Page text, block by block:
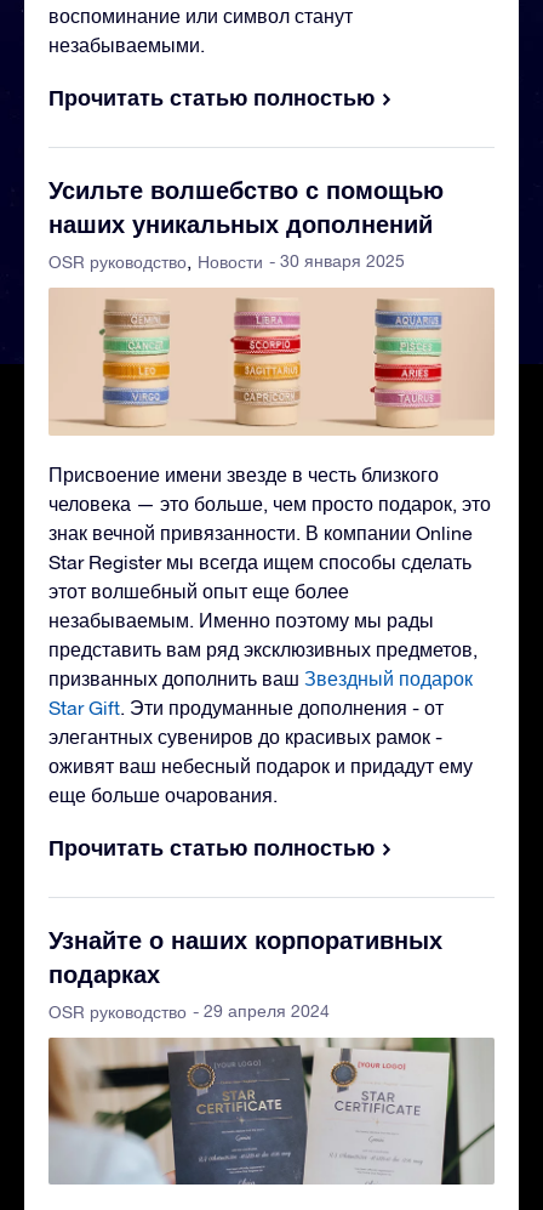
воспоминание или символ станут
незабываемыми.
Прочитать статью полностью
Усильте волшебство с помощью
наших уникальных дополнений
OSR руководство Новости - 30 января 2025
Присвоение имени звезде в честь близкого
человека — это больше, чем просто подарок, это
знак вечной привязанности. В компании Online
Star Register мы всегда ищем способы сделать
этот волшебный опыт еще более
незабываемым. Именно поэтому мы рады
представить вам ряд эксклюзивных предметов,
призванных дополнить ваш Звездный подарок
Star Gift. Эти продуманные дополнения - от
элегантных сувениров до красивых рамок -
оживят ваш небесный подарок и придадут ему
еще больше очарования.
Прочитать статью полностью
Узнайте о наших корпоративных
подарках
OSR руководство - 29 апреля 2024